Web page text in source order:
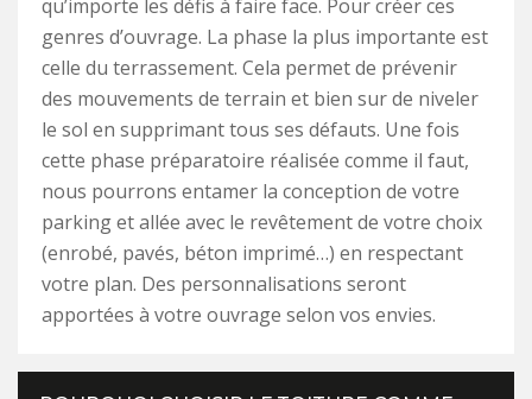
qu’importe les défis à faire face. Pour créer ces
genres d’ouvrage. La phase la plus importante est
celle du terrassement. Cela permet de prévenir
des mouvements de terrain et bien sur de niveler
le sol en supprimant tous ses défauts. Une fois
cette phase préparatoire réalisée comme il faut,
nous pourrons entamer la conception de votre
parking et allée avec le revêtement de votre choix
(enrobé, pavés, béton imprimé…) en respectant
votre plan. Des personnalisations seront
apportées à votre ouvrage selon vos envies.